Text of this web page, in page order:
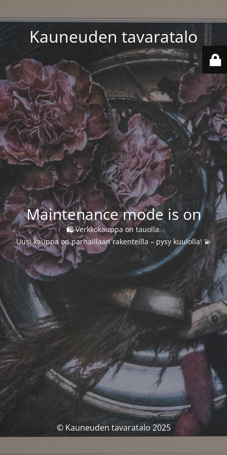
Kauneuden tavaratalo
Maintenance mode is on
🛍️ Verkkokauppa on tauolla.
Uusi kauppa on parhaillaan rakenteilla – pysy kuulolla! 💫
© Kauneuden tavaratalo 2025